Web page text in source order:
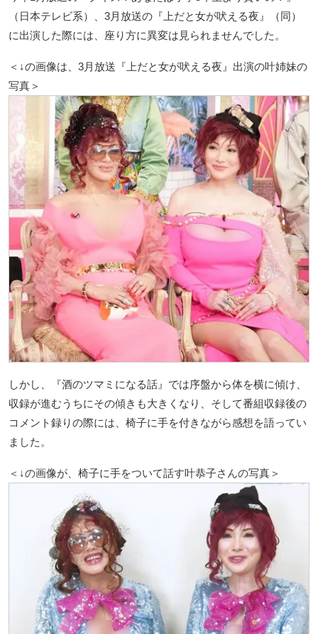
（日本テレビ系）、3月放送の『上だと女が吠える夜』（同）
に出演した際には、座り方に異変は見られませんでした。
＜↓の画像は、3月放送『上だと女が吠える夜』出演の叶姉妹の
写真＞
しかし、『酒のツマミになる話』では序盤から体を横に傾け、
収録が進むうちにその傾きも大きくなり、そして番組収録後の
コメント録りの際には、椅子に手を付きながら感想を語ってい
ました。
＜↓の画像が、椅子に手をついて話す叶恭子さんの写真＞